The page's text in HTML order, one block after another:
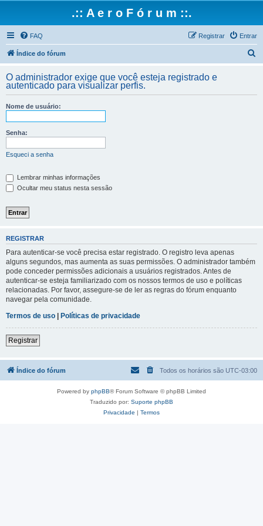
.:: A e r o F ó r u m ::.
FAQ Entrar
Registrar
Índice do fórum
q
O administrador exige que você esteja registrado e
autenticado para visualizar perfis.
Nome de usuário:
Senha:
Esqueci a senha
Lembrar minhas informações
Ocultar meu status nesta sessão
REGISTRAR
Para autenticar-se você precisa estar registrado. O registro leva apenas
alguns segundos, mas aumenta as suas permissões. O administrador também
pode conceder permissões adicionais a usuários registrados. Antes de
autenticar-se esteja familiarizado com os nossos termos de uso e políticas
relacionadas. Por favor, assegure-se de ler as regras do fórum enquanto
navegar pela comunidade.
Termos de uso | Políticas de privacidade
Registrar
Índice do fórum Todos os horários são UTC-03:00
Powered by phpBB® Forum Software © phpBB Limited
Traduzido por: Suporte phpBB
Privacidade | Termos